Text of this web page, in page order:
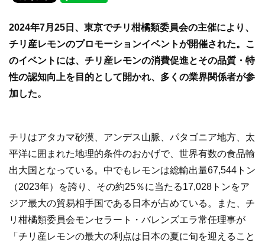
e
b
o
o
k
er
2024年7月25日、東京でチリ柑橘類委員会の主催により、
チリ産レモンのプロモーションイベントが開催された。こ
のイベントには、チリ産レモンの消費促進とその品質・特
性の認知向上を目的として開かれ、多くの業界関係者が参
加した。
チリはアタカマ砂漠、アンデス山脈、パタゴニア地方、太
平洋に囲まれた地理的条件のおかげで、世界有数の食品輸
出大国となっている。中でもレモンは総輸出量67,544トン
（2023年）を誇り、その約25％に当たる17,028トンをア
ジア最大の貿易相手国である日本が占めている。また、チ
リ柑橘類委員会モンセラート・バレンズエラ常任理事が
「チリ産レモンの最大の利点は日本の夏に旬を迎えること